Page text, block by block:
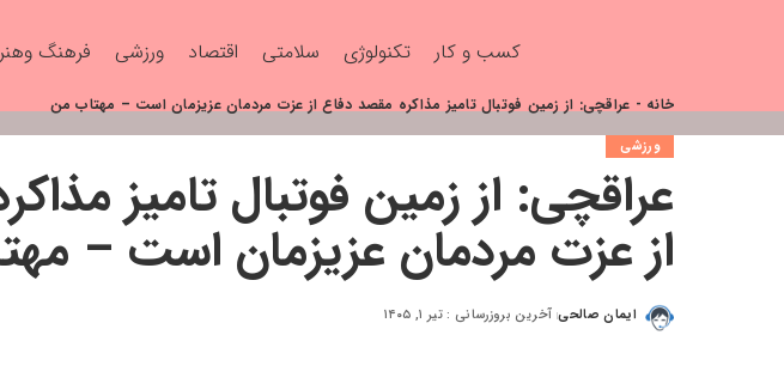
کسب و کار تکنولوژی سلامتی اقتصاد ورزشی فرهنگ وهنر
خانه - عراقچی: از زمین فوتبال تامیز مذاکره مقصد دفاع از عزت مردمان عزیزمان است – مهتاب من
ورزشی
عراقچی: از زمین فوتبال تامیز
از عزت مردمان عزیزمان است –
ایمان صالحی آخرین بروزرسانی : تیر ۱, ۱۴۰۵